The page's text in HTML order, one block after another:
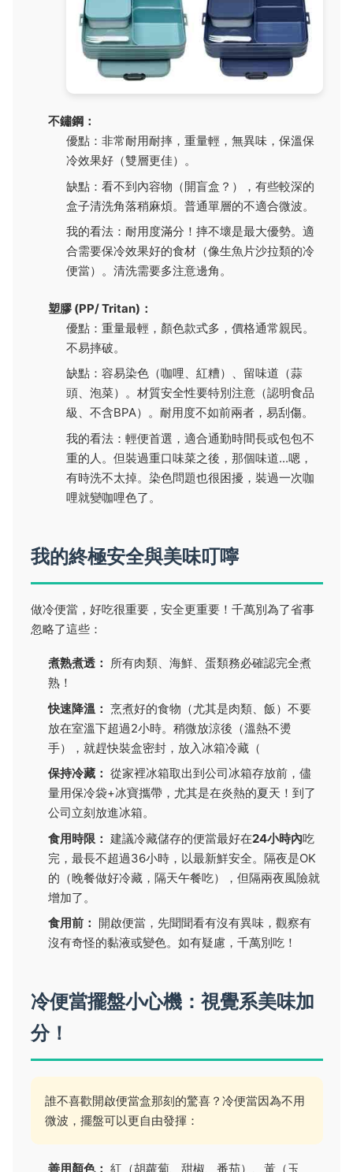
不鏽鋼：
優點：非常耐用耐摔，重量輕，無異味，保溫保
冷效果好（雙層更佳）。
缺點：看不到內容物（開盲盒？），有些較深的
盒子清洗角落稍麻煩。普通單層的不適合微波。
我的看法：耐用度滿分！摔不壞是最大優勢。適
合需要保冷效果好的食材（像生魚片沙拉類的冷
便當）。清洗需要多注意邊角。
塑膠 (PP/ Tritan)：
優點：重量最輕，顏色款式多，價格通常親民。
不易摔破。
缺點：容易染色（咖哩、紅糟）、留味道（蒜
頭、泡菜）。材質安全性要特別注意（認明食品
級、不含BPA）。耐用度不如前兩者，易刮傷。
我的看法：輕便首選，適合通勤時間長或包包不
重的人。但裝過重口味菜之後，那個味道...嗯，
有時洗不太掉。染色問題也很困擾，裝過一次咖
哩就變咖哩色了。
我的終極安全與美味叮嚀
做冷便當，好吃很重要，安全更重要！千萬別為了省事
忽略了這些：
煮熟煮透： 所有肉類、海鮮、蛋類務必確認完全煮
熟！
快速降溫： 烹煮好的食物（尤其是肉類、飯）不要
放在室溫下超過2小時。稍微放涼後（溫熱不燙
手），就趕快裝盒密封，放入冰箱冷藏（
保持冷藏： 從家裡冰箱取出到公司冰箱存放前，儘
量用保冷袋+冰寶攜帶，尤其是在炎熱的夏天！到了
公司立刻放進冰箱。
食用時限： 建議冷藏儲存的便當最好在24小時內吃
完，最長不超過36小時，以最新鮮安全。隔夜是OK
的（晚餐做好冷藏，隔天午餐吃），但隔兩夜風險就
增加了。
食用前： 開啟便當，先聞聞看有沒有異味，觀察有
沒有奇怪的黏液或變色。如有疑慮，千萬別吃！
冷便當擺盤小心機：視覺系美味加
分！
誰不喜歡開啟便當盒那刻的驚喜？冷便當因為不用
微波，擺盤可以更自由發揮：
善用顏色： 紅（胡蘿蔔、甜椒、番茄）、黃（玉